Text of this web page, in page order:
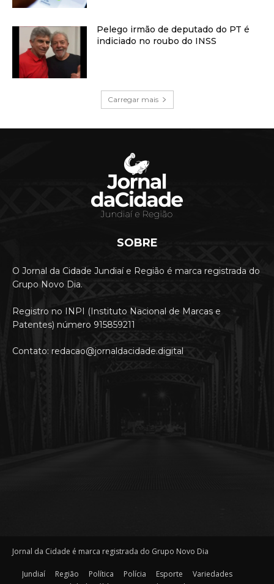
Pelego irmão de deputado do PT é
indiciado no roubo do INSS
Carregar mais
SOBRE
O Jornal da Cidade Jundiaí e Região é marca registrada do
Grupo Novo Dia.
Registro no INPI (Instituto Nacional de Marcas e
Patentes) número 915859211
Contato: redacao@jornaldacidade.digital
Jornal da Cidade é marca registrada do Grupo Novo Dia
Jundiaí Região Política Polícia Esporte
Variedades